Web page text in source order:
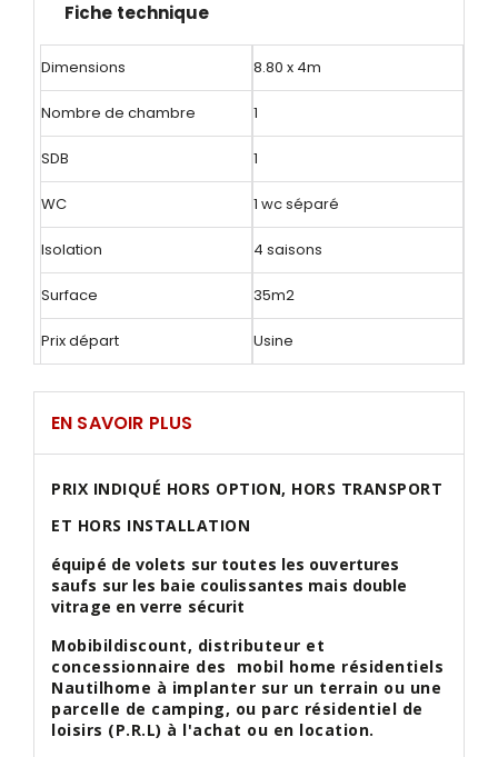
Fiche technique
Dimensions 8.80 x 4m
Nombre de chambre 1
SDB 1
WC 1 wc séparé
Isolation 4 saisons
Surface 35m2
Prix départ Usine
EN SAVOIR PLUS
PRIX INDIQUÉ HORS OPTION, HORS TRANSPORT
ET HORS INSTALLATION
équipé de volets sur toutes les ouvertures
saufs sur les baie coulissantes mais double
vitrage en verre sécurit
Mobibildiscount, distributeur et
concessionnaire des mobil home résidentiels
Nautilhome à implanter sur un terrain ou une
parcelle de camping, ou parc résidentiel de
loisirs (P.R.L) à l'achat ou en location.